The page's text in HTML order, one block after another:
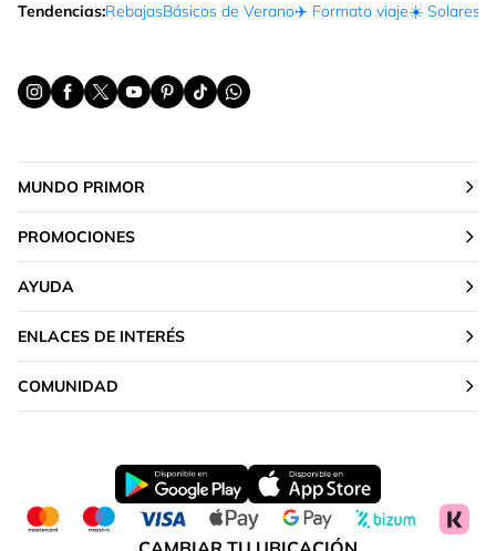
Tendencias:RebajasBásicos de Verano✈️ Formato viaje☀️ Solares
MUNDO PRIMOR
PROMOCIONES
AYUDA
ENLACES DE INTERÉS
COMUNIDAD